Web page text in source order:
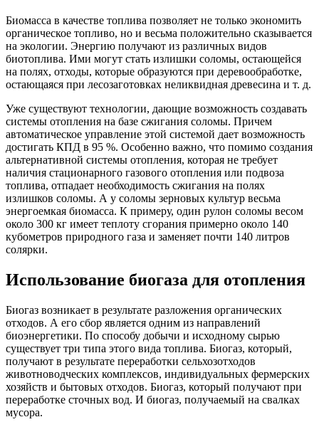
Биомасса в качестве топлива позволяет не только экономить
органическое топливо, но и весьма положительно сказывается
на экологии. Энергию получают из различных видов
биотоплива. Ими могут стать излишки соломы, остающейся
на полях, отходы, которые образуются при деревообработке,
остающаяся при лесозаготовках неликвидная древесина и т. д.
Уже существуют технологии, дающие возможность создавать
системы отопления на базе сжигания соломы. Причем
автоматическое управление этой системой дает возможность
достигать КПД в 95 %. Особенно важно, что помимо создания
альтернативной системы отопления, которая не требует
наличия стационарного газового отопления или подвоза
топлива, отпадает необходимость сжигания на полях
излишков соломы. А у соломы зерновых культур весьма
энергоемкая биомасса. К примеру, один рулон соломы весом
около 300 кг имеет теплоту сгорания примерно около 140
кубометров природного газа и заменяет почти 140 литров
солярки.
Использование биогаза для отопления
Биогаз возникает в результате разложения органических
отходов. А его сбор является одним из направлений
биоэнергетики. По способу добычи и исходному сырью
существует три типа этого вида топлива. Биогаз, который,
получают в результате переработки сельхозотходов
животноводческих комплексов, индивидуальных фермерских
хозяйств и бытовых отходов. Биогаз, который получают при
переработке сточных вод. И биогаз, получаемый на свалках
мусора.